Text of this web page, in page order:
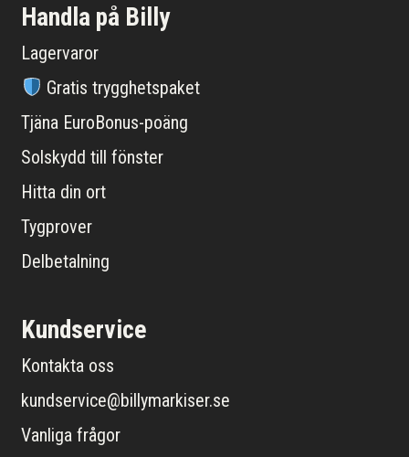
Handla på Billy
Lagervaror
Gratis trygghetspaket
Tjäna EuroBonus-poäng
Solskydd till fönster
Hitta din ort
Tygprover
Delbetalning
Kundservice
Kontakta oss
kundservice@billymarkiser.se
Vanliga frågor